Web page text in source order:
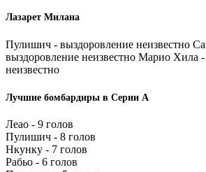
Лазарет Милана
Пулишич - выздоровление неизвестно
выздоровление неизвестно Марио Хила
неизвестно
Лучшие бомбардиры в Серии А
Леао - 9 голов
Пулишич - 8 голов
Нкунку - 7 голов
Рабьо - 6 голов